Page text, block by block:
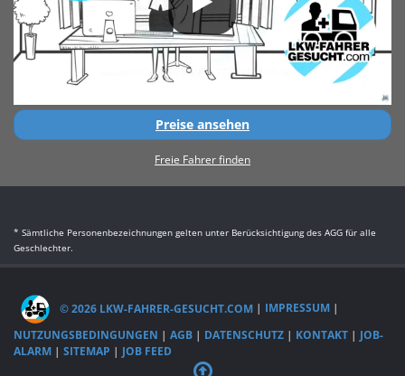
Preise ansehen
Freie Fahrer finden
* Sämtliche Personenbezeichnungen gelten unter Berücksichtigung des AGG für alle
Geschlechter.
© 2026 LKW-FAHRER-GESUCHT.COM | IMPRESSUM |
NUTZUNGSBEDINGUNGEN | AGB | DATENSCHUTZ | KONTAKT | JOB-
ALARM | SITEMAP | JOB FEED